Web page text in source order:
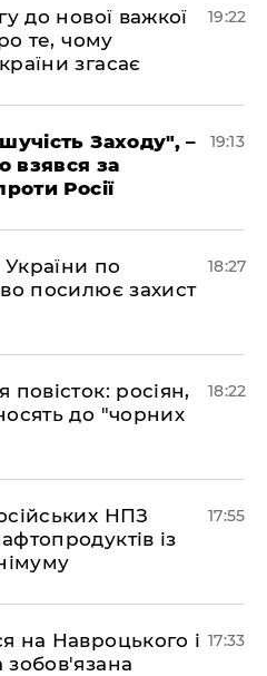
до нової важкої
те, чому
згасає
19:22
Заходу", –
взявся за
Росії
19:13
України по
посилює захист
18:27
росіян,
до "чорних
18:22
НПЗ
із
17:55
на Навроцького і 17:33